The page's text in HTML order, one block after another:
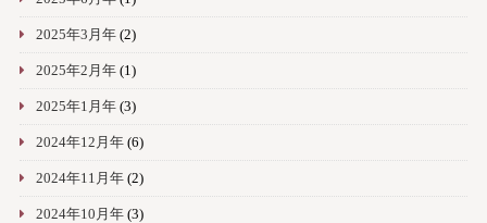
2025年3月年(2)
2025年2月年(1)
2025年1月年(3)
2024年12月年(6)
2024年11月年(2)
2024年10月年(3)